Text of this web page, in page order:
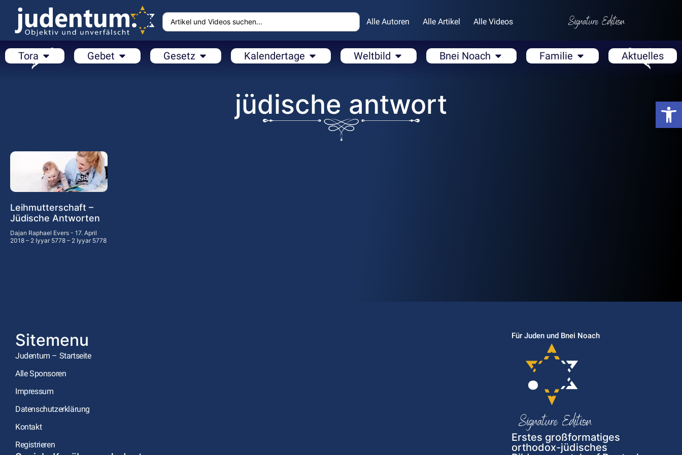
Alle Autoren Alle Artikel Alle Videos
Tora Gebet Gesetz Kalendertage Weltbild Bnei Noach Familie Aktuelles
jüdische antwort
Leihmutterschaft –
Jüdische Antworten
Dajan Raphael Evers
17. April
2018 – 2 Iyyar 5778 – 2 Iyyar 5778
Sitemenu
Judentum – Startseite
Alle Sponsoren
Impressum
Datenschutzerklärung
Kontakt
Registrieren
Für Juden und Bnei Noach
Erstes großformatiges
orthodox-jüdisches